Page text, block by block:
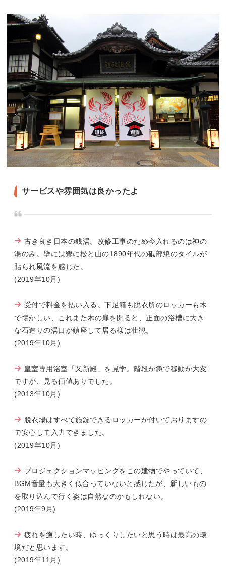
サービスや雰囲気は良かったよ
古き良き日本の銭湯。改修工事のため今入れるのは神の
湯のみ。壁には鷺に松と山の1890年代の砥部焼のタイルが
貼られ風流を感じた。
(2019年10月)
受付で料金を払い入る。下足箱も脱衣所のロッカーも木
で懐かしい、これまた木の扉を開ると、正面の浴槽に大き
な石造りの湯口が鎮座して居る様は壮観。
(2019年10月)
皇室専用浴室「又新殿」を見学。階段が急で移動が大変
ですが、見る価値ありでした。
(2013年10月)
脱衣場はすべて施錠できるロッカーが付いておりますの
で安心して入力できました。
(2019年10月)
プロジェクションマッピングをこの建物でやっていて、
BGM音量も大きく似合っていないと感じたが、新しいもの
を取り込んで行く姿は自然なのかもしれない。
(2019年9月)
疲れを癒したい時、ゆっくりしたいと思う時は最高の環
境だと思います。
(2019年11月)